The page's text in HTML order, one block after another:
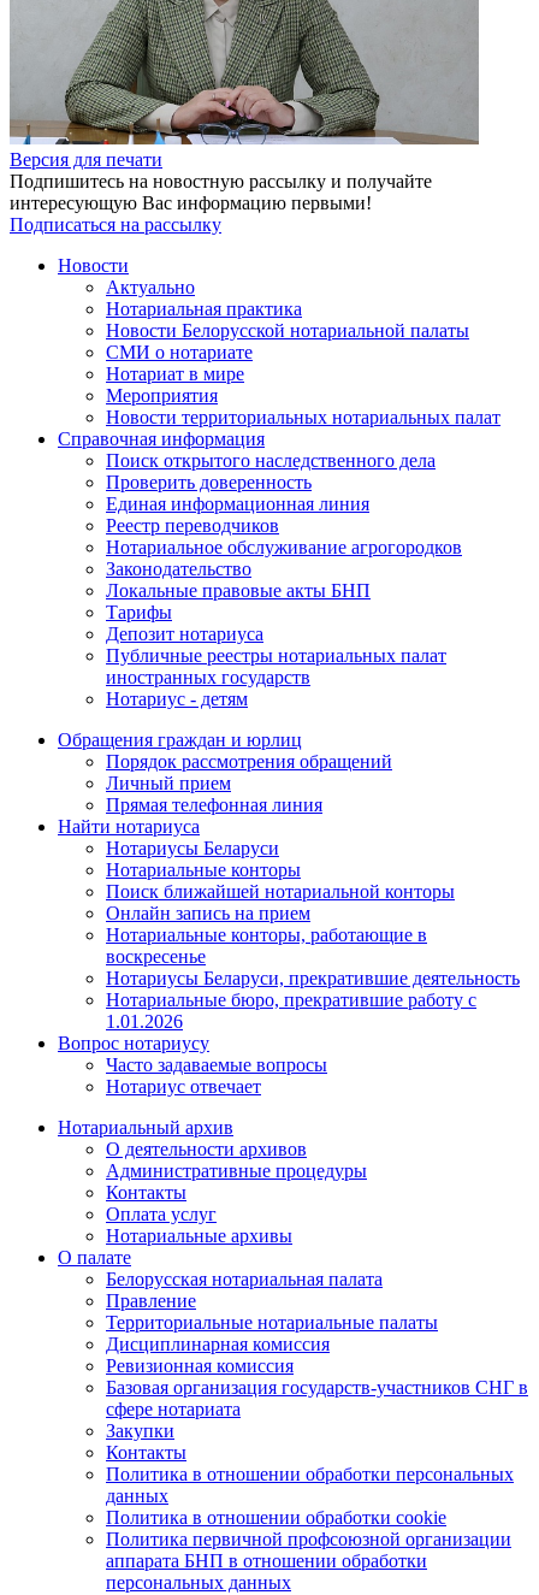
Версия для печати
Подпишитесь на новостную рассылку и получайте
интересующую Вас информацию первыми!
Подписаться на рассылку
Новости
Актуально
Нотариальная практика
Новости Белорусской нотариальной палаты
СМИ о нотариате
Нотариат в мире
Мероприятия
Новости территориальных нотариальных палат
Справочная информация
Поиск открытого наследственного дела
Проверить доверенность
Единая информационная линия
Реестр переводчиков
Нотариальное обслуживание агрогородков
Законодательство
Локальные правовые акты БНП
Тарифы
Депозит нотариуса
Публичные реестры нотариальных палат
иностранных государств
Нотариус - детям
Обращения граждан и юрлиц
Порядок рассмотрения обращений
Личный прием
Прямая телефонная линия
Найти нотариуса
Нотариусы Беларуси
Нотариальные конторы
Поиск ближайшей нотариальной конторы
Онлайн запись на прием
Нотариальные конторы, работающие в
воскресенье
Нотариусы Беларуси, прекратившие деятельность
Нотариальные бюро, прекратившие работу с
1.01.2026
Вопрос нотариусу
Часто задаваемые вопросы
Нотариус отвечает
Нотариальный архив
О деятельности архивов
Административные процедуры
Контакты
Оплата услуг
Нотариальные архивы
О палате
Белорусская нотариальная палата
Правление
Территориальные нотариальные палаты
Дисциплинарная комиссия
Ревизионная комиссия
Базовая организация государств-участников СНГ в
сфере нотариата
Закупки
Контакты
Политика в отношении обработки персональных
данных
Политика в отношении обработки cookie
Политика первичной профсоюзной организации
аппарата БНП в отношении обработки
персональных данных